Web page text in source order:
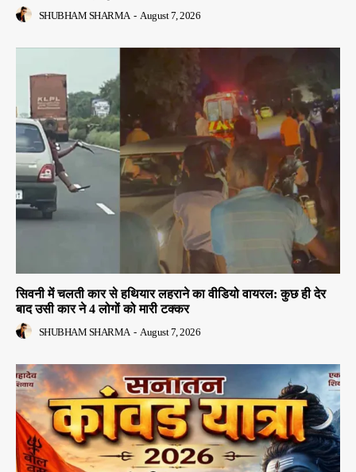
SHUBHAM SHARMA - August 7, 2026
सिवनी में चलती कार से हथियार लहराने का वीडियो वायरल: कुछ ही देर
बाद उसी कार ने 4 लोगों को मारी टक्कर
SHUBHAM SHARMA - August 7, 2026